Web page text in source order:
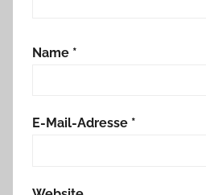
Name *
E-Mail-Adresse *